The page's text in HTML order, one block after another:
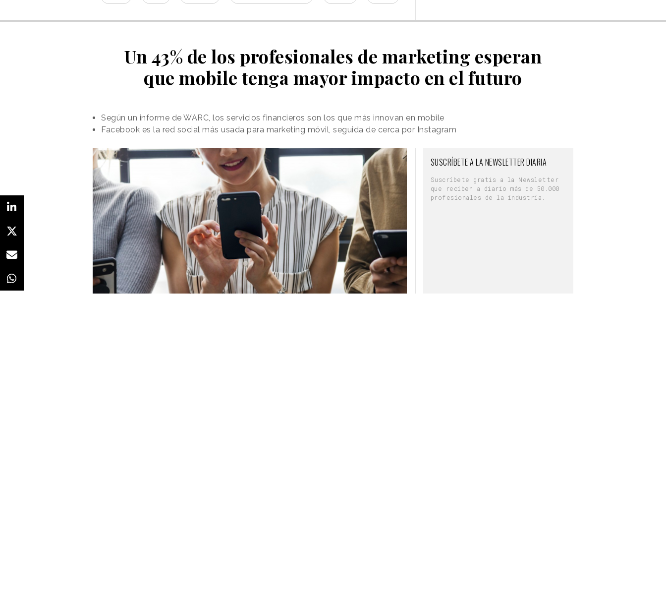
Un 43% de los profesionales de marketing esperan
que mobile tenga mayor impacto en el futuro
Según un informe de WARC, los servicios financieros son los que más innovan en mobile
Facebook es la red social más usada para marketing móvil, seguida de cerca por Instagram
SUSCRÍBETE A LA NEWSLETTER DIARIA
Suscríbete gratis a la Newsletter
que reciben a diario más de 50.000
profesionales de la industria.